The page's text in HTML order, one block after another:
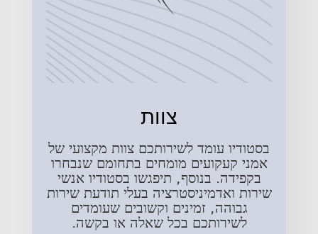
צוות
בסטודיו עומד לשירותכם צוות מקצועי של
אמני קעקועים מומחים בתחומם שנבחרו
בקפידה. בנוסף, תיפגשו בסטודיו אנשי
שירות ואדמיניסטרציה בעלי תודעת שירות
גבוהה, זמינים וקשובים שעומדים
לשירותכם בכל שאלה או בקשה.